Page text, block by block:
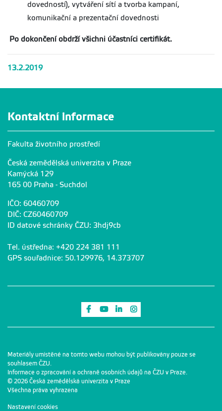
dovedností), vytváření sítí a tvorba kampaní,
komunikační a prezentační dovednosti
Po dokončeníobdržívšichni účastníci certifikát.
13.2.2019
Kontaktní informace
Fakulta životního prostředí
Česká zemědělská univerzita v Praze
Kamýcká 129
165 00 Praha - Suchdol
IČO: 60460709
DIČ: CZ60460709
ID datové schránky ČZU: 3hdj9cb
Tel. ústředna: +420 224 381 111
GPS souřadnice: 50.129976, 14.373707
Odkaz na Facebook
Odkaz na Youtube
Odkaz na LinkedIn
Materiály umístěné na tomto webu mohou být publikovány pouze se
souhlasem ČZU.
Informace o zpracování a ochraně osobních údajů na ČZU v Praze.
© 2026 Česká zemědělská univerzita v Praze
Všechna práva vyhrazena
Nastavení cookies